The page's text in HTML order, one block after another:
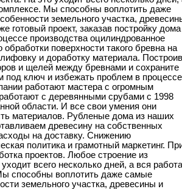
Мы способны воплотить даже
земельного участка,
готовый проект, заказав постройку дома
производства оцилиндрованное
поверхности такого бревна на
и доработку материала. Построив
и щелей между бревнами и сохраните
под ключ и избежать проблем в процессе
работают мастера с огромным
с деревянными срубами с 1998
области. И все свои умения они
материалов. Рубленые дома из наших
древесину на собственных
на доставку. Снижению
политика и грамотный маркетинг.
проектов. Любое строение из
всего несколько дней, а вся работа
способны воплотить даже самые
земельного участка, древесины и